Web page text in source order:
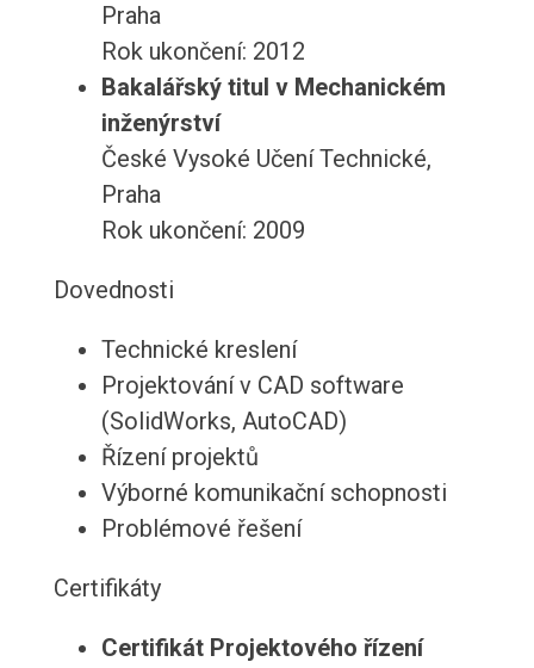
Praha
Rok ukončení: 2012
Bakalářský titul v Mechanickém
inženýrství
České Vysoké Učení Technické,
Praha
Rok ukončení: 2009
Dovednosti
Technické kreslení
Projektování v CAD software
(SolidWorks, AutoCAD)
Řízení projektů
Výborné komunikační schopnosti
Problémové řešení
Certifikáty
Certifikát Projektového řízení